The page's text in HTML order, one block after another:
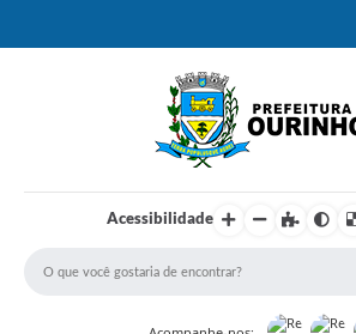
Acessibilidade